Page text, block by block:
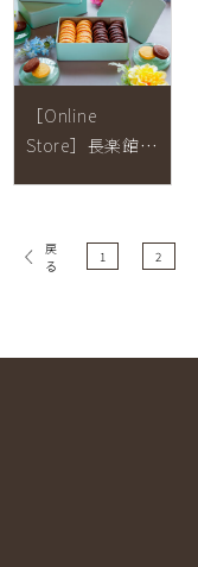
31日(月)】
［Online
Store］長楽館
戻
る
1 2